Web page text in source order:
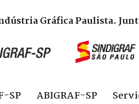
Gráfica Paulista.
SP ABIGRAF-SP